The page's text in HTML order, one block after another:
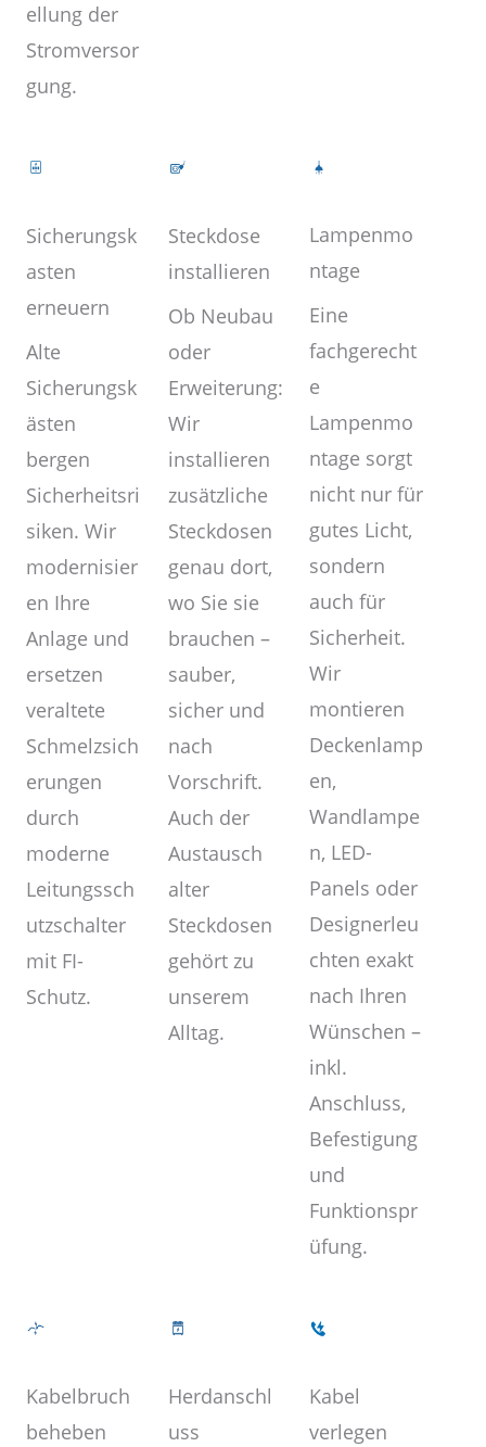
ellung der
Stromversor
gung.
Sicherungsk
asten
erneuern
Alte
Sicherungsk
ästen
bergen
Sicherheitsri
siken. Wir
modernisier
en Ihre
Anlage und
ersetzen
veraltete
Schmelzsich
erungen
durch
moderne
Leitungssch
utzschalter
mit FI-
Schutz.
Steckdose
installieren
Ob Neubau
oder
Erweiterung:
Wir
installieren
zusätzliche
Steckdosen
genau dort,
wo Sie sie
brauchen –
sauber,
sicher und
nach
Vorschrift.
Auch der
Austausch
alter
Steckdosen
gehört zu
unserem
Alltag.
Lampenmo
ntage
Eine
fachgerecht
e
Lampenmo
ntage sorgt
nicht nur für
gutes Licht,
sondern
auch für
Sicherheit.
Wir
montieren
Deckenlamp
en,
Wandlampe
n, LED-
Panels oder
Designerleu
chten exakt
nach Ihren
Wünschen –
inkl.
Anschluss,
Befestigung
und
Funktionspr
üfung.
Kabelbruch
beheben
Herdanschl
uss
Kabel
verlegen